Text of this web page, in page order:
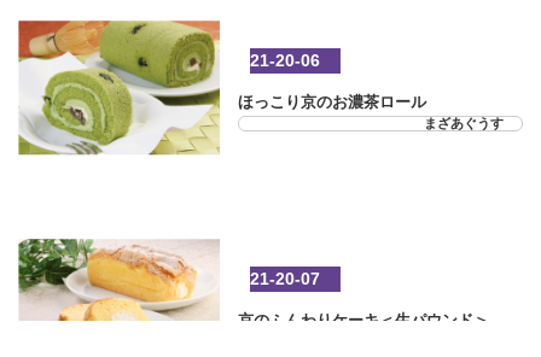
21-20-06
ほっこり京のお濃茶ロール
まざあぐうす
21-20-07
京のふんわりケーキ＜生パウンド＞